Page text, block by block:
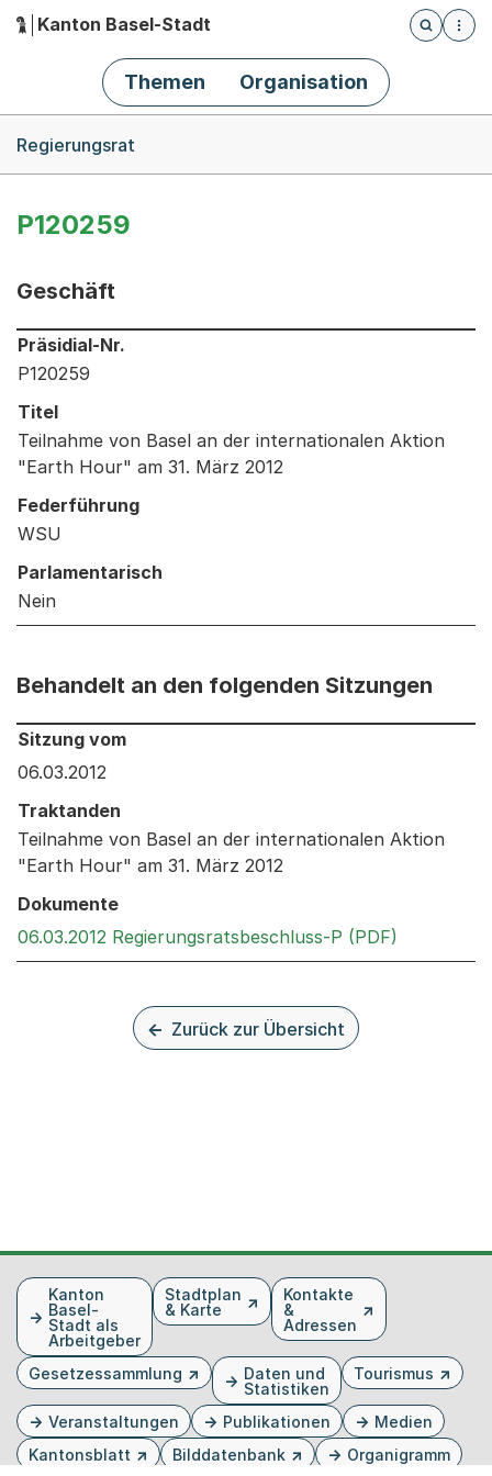
Hauptnavigation
Kanton Basel-Stadt
Öffnet
Themen Organisation
Regierungsrat
P120259
Geschäft
Informationen zum Ausgewählten Geschäft
Präsidial-Nr.
P120259
Titel
Teilnahme von Basel an der internationalen Aktion
"Earth Hour" am 31. März 2012
Federführung
WSU
Parlamentarisch
Nein
Behandelt an den folgenden Sitzungen
Behandelt an den folgenden Sitzungen: Informationen
Sitzung vom
06.03.2012
Traktanden
Teilnahme von Basel an der internationalen Aktion
"Earth Hour" am 31. März 2012
Dokumente
06.03.2012 Regierungsratsbeschluss-P (PDF)
Zurück zur Übersicht
FusszeileKanton
Basel-
Stadt als
Arbeitgeber
Stadtplan
& Karte
Kontakte
&
Adressen
Gesetzessammlung
Daten und
Statistiken
Tourismus
Veranstaltungen Publikationen
Medien
Kantonsblatt
Bilddatenbank Organigramm